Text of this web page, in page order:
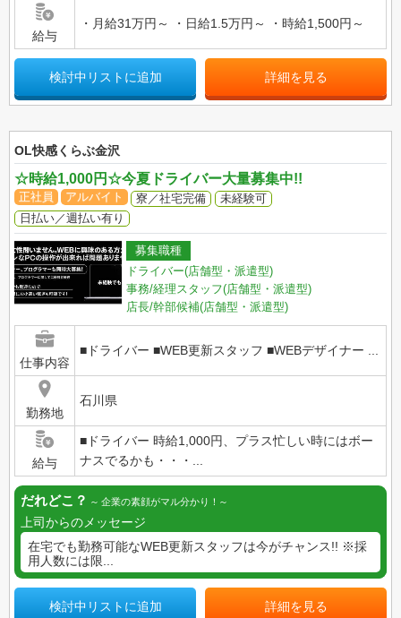
給与
・月給31万円～ ・日給1.5万円～ ・時給1,500円～
検討中リストに追加 詳細を見る
OL快感くらぶ金沢
☆時給1,000円☆今夏ドライバー大量募集中!!
正社員 アルバイト 寮／社宅完備
未経験可
日払い／週払い有り
募集職種
ドライバー(店舗型・派遣型)
事務/経理スタッフ(店舗型・派遣型)
店長/幹部候補(店舗型・派遣型)
仕事内容
■ドライバー ■WEB更新スタッフ ■WEBデザイナー ...
勤務地
石川県
給与
■ドライバー 時給1,000円、プラス忙しい時にはボー
ナスでるかも・・・...
だれどこ？ 企業の素顔がマル分かり！
上司からのメッセージ
在宅でも勤務可能なWEB更新スタッフは今がチャンス!! ※採
用人数には限...
検討中リストに追加 詳細を見る